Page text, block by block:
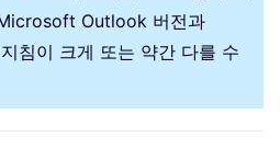
Outlook 버전과
침이 크게 또는 약간 다를 수